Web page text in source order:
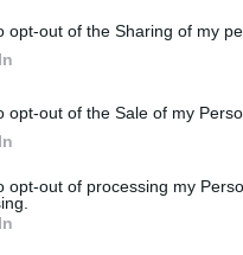
opt-out of the Sharing of my
opt-out of the Sale of my
opt-out of processing my